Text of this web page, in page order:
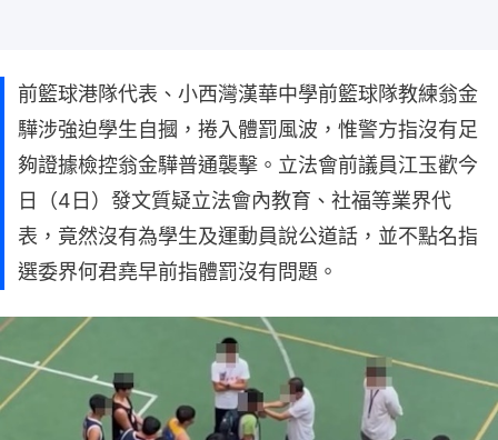
前籃球港隊代表、小西灣漢華中學前籃球隊教練翁金
驊涉強迫學生自摑，捲入體罰風波，惟警方指沒有足
夠證據檢控翁金驊普通襲擊。立法會前議員江玉歡今
日（4日）發文質疑立法會內教育、社福等業界代
表，竟然沒有為學生及運動員說公道話，並不點名指
選委界何君堯早前指體罰沒有問題。